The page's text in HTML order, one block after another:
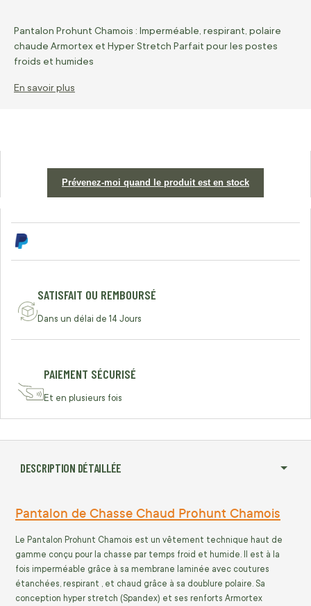
Pantalon Prohunt Chamois : Imperméable, respirant, polaire
chaude Armortex et Hyper Stretch Parfait pour les postes
froids et humides
En savoir plus
Prévenez-moi quand le produit est en stock
SATISFAIT OU REMBOURSÉ
Dans un délai de 14 Jours
PAIEMENT SÉCURISÉ
Et en plusieurs fois
DESCRIPTION DÉTAILLÉE
Pantalon de Chasse Chaud Prohunt Chamois
Le Pantalon Prohunt Chamois est un vêtement technique haut de
gamme conçu pour la chasse par temps froid et humide. Il est à la
fois imperméable grâce à sa membrane laminée avec coutures
étanchées, respirant , et chaud grâce à sa doublure polaire. Sa
conception hyper stretch (Spandex) et ses renforts Armortex